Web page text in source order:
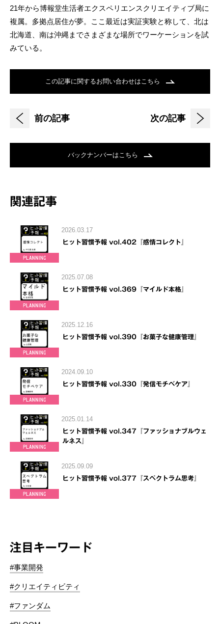
21年から博報堂生活者エクスペリエンスクリエイティブ局に
複属。多拠点居住が夢。ここ最近は実証実験と称して、北は
北海道、南は沖縄までさまざまな場所でワーケーションを試
みている。
この記事に関するお問い合わせはこちら
前の記事 次の記事
バックナンバーはこちら
関連記事
2026.03.17
ヒット習慣予報 vol.402『感情コレクト』
2025.07.08
ヒット習慣予報 vol.369『マイルド本格』
2025.12.16
ヒット習慣予報 vol.390『お菓子な健康管理』
2024.09.10
ヒット習慣予報 vol.330『発信モチベケア』
2025.01.14
ヒット習慣予報 vol.347『ファッショナブルウェ
ルネス』
2025.09.09
ヒット習慣予報 vol.377『スペクトラム思考』
注目キーワード
#事業開発
#クリエイティビティ
#ファンダム